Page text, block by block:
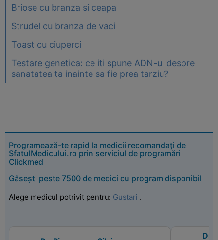
Briose cu branza si ceapa
Strudel cu branza de vaci
Toast cu ciuperci
Testare genetica: ce iti spune ADN-ul despre
sanatatea ta inainte sa fie prea tarziu?
Programează-te rapid la medicii recomandați de
SfatulMedicului.ro prin serviciul de programări
Clickmed
Găsești peste 7500 de medici cu program disponibil
Alege medicul potrivit pentru: Gustari .
Dr.